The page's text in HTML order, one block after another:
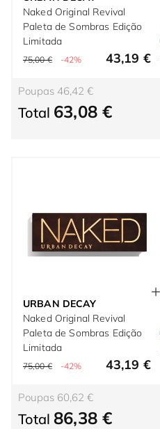
Naked Original Revival
Paleta de Sombras Edição
Limitada
75,00 € -42% 43,19 €
Poupas 46,42 €
Total 63,08 €
URBAN DECAY
Naked Original Revival
Paleta de Sombras Edição
Limitada
75,00 € -42% 43,19 €
Poupas 60,62 €
Total 86,38 €